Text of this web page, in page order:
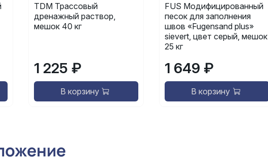
TDM Трассовый
дренажный раствор,
мешок 40 кг
1 225 ₽
В корзину
FUS Модифицированный
песок для заполнения
швов «Fugensand plus»
sievert, цвет серый, мешок
25 кг
1 649 ₽
В корзину